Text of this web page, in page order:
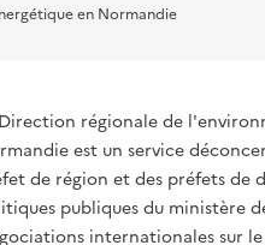
en Normandie
régionale de
est un service
de région et des préfets
publiques du ministère
internationales sur